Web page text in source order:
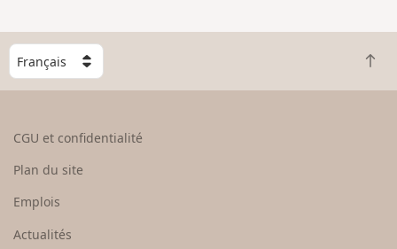
n
C
h
o
e
u
R
e
CGU et confidentialité
Plan du site
Emplois
Actualités